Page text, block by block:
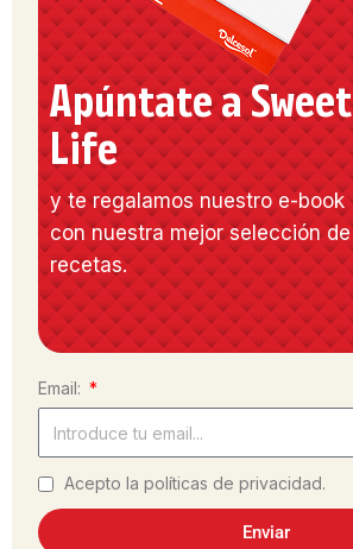
Apúntate a Sweet
Life
y te regalamos nuestro e-book
con nuestra mejor selección de
recetas.
Email:
Acepto la políticas de privacidad.
Enviar